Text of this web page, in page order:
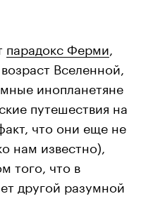
парадокс Ферми
Вселенной,
инопланетяне
путешествия на
что они еще не
нам известно),
того, что в
другой разумной